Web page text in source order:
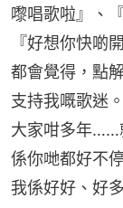
嚟唱歌啦』、
『好想你快啲
都會覺得，點
支持我嘅歌迷
大家咁多年……
係你哋都好不
我係好好、好多